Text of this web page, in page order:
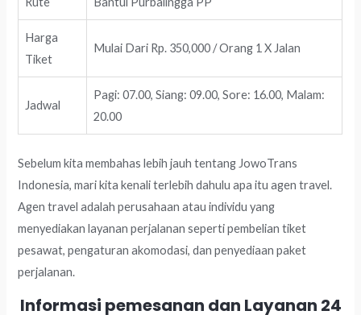
Harga
Tiket
Mulai Dari Rp. 350,000 / Orang 1 X Jalan
Jadwal
Pagi: 07.00, Siang: 09.00, Sore: 16.00, Malam:
20.00
Sebelum kita membahas lebih jauh tentang JowoTrans
Indonesia, mari kita kenali terlebih dahulu apa itu agen travel.
Agen travel adalah perusahaan atau individu yang
menyediakan layanan perjalanan seperti pembelian tiket
pesawat, pengaturan akomodasi, dan penyediaan paket
perjalanan.
Informasi pemesanan dan Layanan 24